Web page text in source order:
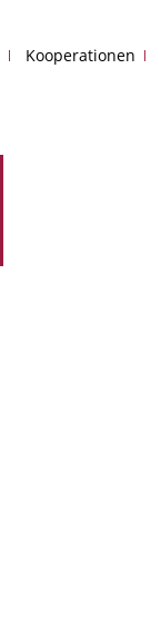
Kooperationen